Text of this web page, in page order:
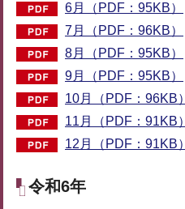
6月（PDF：95KB）
7月（PDF：96KB）
8月（PDF：95KB）
9月（PDF：95KB）
10月（PDF：96KB）
11月（PDF：91KB）
12月（PDF：91KB）
令和6年